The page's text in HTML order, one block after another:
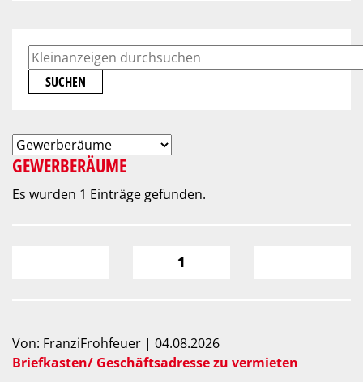
SUCHEN
GEWERBERÄUME
Es wurden 1 Einträge gefunden.
1
Von: FranziFrohfeuer | 04.08.2026
Briefkasten/ Geschäftsadresse zu vermieten